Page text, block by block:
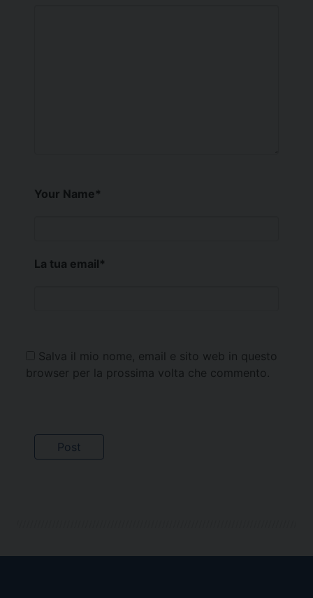
Your Name*
La tua email*
Salva il mio nome, email e sito web in questo
browser per la prossima volta che commento.